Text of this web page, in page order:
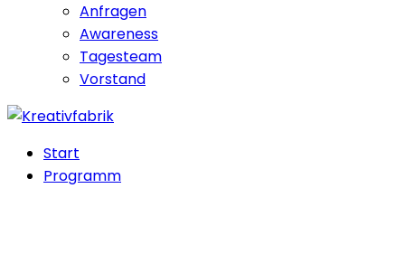
Anfragen
Awareness
Tagesteam
Vorstand
Start
Programm